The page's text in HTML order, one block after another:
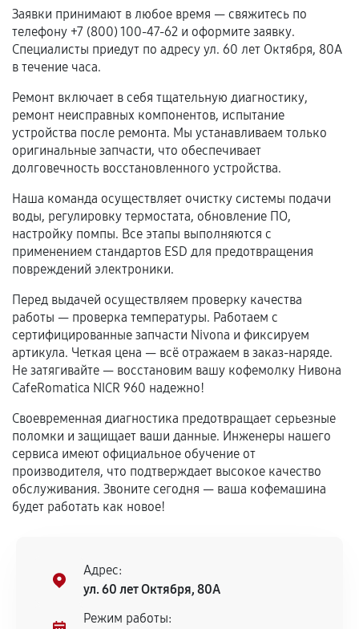
механические повреждения, попадание влаги,
перегрев, коррозия.
Самостоятельный ремонт или вмешательство
Естественный износ деталей, если иное не
предусмотрено отдельно.
Обращение после окончания гарантийного
срока.
Программные сбои, если это не указано в
отдельных условиях.
Если комплектующие куплены
самостоятельно
Гарантия на выполненные работы может
сохраняться полностью или частично, если
соблюдены следующие условия:
техническим параметрам и не имеют внешних
дефектов.
Установка была выполнена нашим сервисным
центром.
При этом гарантия на сами комплектующие
сервисный центр ответственности не несет.
Заявки принимают в любое время — свяжитесь по
телефону +7 (800) 100-47-62 и оформите заявку.
Специалисты приедут по адресу ул. 60 лет Октября, 80А
в течение часа.
Ремонт включает в себя тщательную диагностику,
ремонт неисправных компонентов, испытание
устройства после ремонта. Мы устанавливаем только
оригинальные запчасти, что обеспечивает
долговечность восстановленного устройства.
Наша команда осуществляет очистку системы подачи
воды, регулировку термостата, обновление ПО,
настройку помпы. Все этапы выполняются с
применением стандартов ESD для предотвращения
повреждений электроники.
Перед выдачей осуществляем проверку качества
работы — проверка температуры. Работаем с
сертифицированные запчасти Nivona и фиксируем
артикула. Четкая цена — всё отражаем в заказ-наряде.
Не затягивайте — восстановим вашу кофемолку Нивона
CafeRomatica NICR 960 надежно!
Своевременная диагностика предотвращает серьезные
поломки и защищает ваши данные. Инженеры нашего
сервиса имеют официальное обучение от
производителя, что подтверждает высокое качество
обслуживания. Звоните сегодня — ваша кофемашина
будет работать как новое!
Адрес:
ул. 60 лет Октября, 80А
Режим работы: